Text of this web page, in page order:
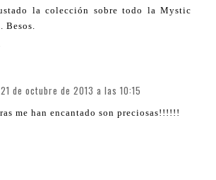
la colección sobre todo la Mystic
Besos.
21 de octubre de 2013 a las 10:15
me han encantado son preciosas!!!!!!